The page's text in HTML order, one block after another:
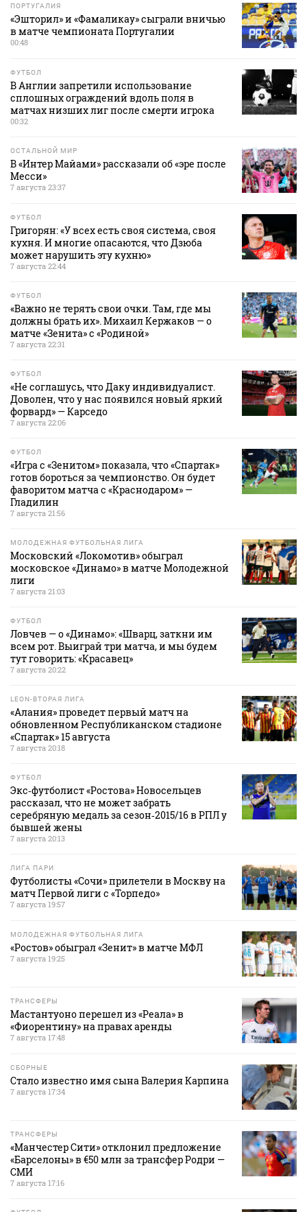
ПОРТУГАЛИЯ
«Эшторил» и «Фамаликау» сыграли вничью
в матче чемпионата Португалии
00:48
ФУТБОЛ
В Англии запретили использование
сплошных ограждений вдоль поля в
матчах низших лиг после смерти игрока
00:32
ОСТАЛЬНОЙ МИР
В «Интер Майами» рассказали об «эре после
Месси»
7 августа 23:37
ФУТБОЛ
Григорян: «У всех есть своя система, своя
кухня. И многие опасаются, что Дзюба
может нарушить эту кухню»
7 августа 22:44
ФУТБОЛ
«Важно не терять свои очки. Там, где мы
должны брать их». Михаил Кержаков — о
матче «Зенита» с «Родиной»
7 августа 22:31
ФУТБОЛ
«Не соглашусь, что Даку индивидуалист.
Доволен, что у нас появился новый яркий
форвард» — Карседо
7 августа 22:06
ФУТБОЛ
«Игра с «Зенитом» показала, что «Спартак»
готов бороться за чемпионство. Он будет
фаворитом матча с «Краснодаром» —
Гладилин
7 августа 21:56
МОЛОДЕЖНАЯ ФУТБОЛЬНАЯ ЛИГА
Московский «Локомотив» обыграл
московское «Динамо» в матче Молодежной
лиги
7 августа 21:03
ФУТБОЛ
Ловчев — о «Динамо»: «Шварц, заткни им
всем рот. Выиграй три матча, и мы будем
тут говорить: «Красавец»
7 августа 20:22
LEON-ВТОРАЯ ЛИГА
«Алания» проведет первый матч на
обновленном Республиканском стадионе
«Спартак» 15 августа
7 августа 20:18
ФУТБОЛ
Экс‑футболист «Ростова» Новосельцев
рассказал, что не может забрать
серебряную медаль за сезон‑2015/16 в РПЛ у
бывшей жены
7 августа 20:13
ЛИГА ПАРИ
Футболисты «Сочи» прилетели в Москву на
матч Первой лиги с «Торпедо»
7 августа 19:57
МОЛОДЕЖНАЯ ФУТБОЛЬНАЯ ЛИГА
«Ростов» обыграл «Зенит» в матче МФЛ
7 августа 19:25
ТРАНСФЕРЫ
Мастантуоно перешел из «Реала» в
«Фиорентину» на правах аренды
7 августа 17:48
СБОРНЫЕ
Стало известно имя сына Валерия Карпина
7 августа 17:34
ТРАНСФЕРЫ
«Манчестер Сити» отклонил предложение
«Барселоны» в €50 млн за трансфер Родри —
СМИ
7 августа 17:16